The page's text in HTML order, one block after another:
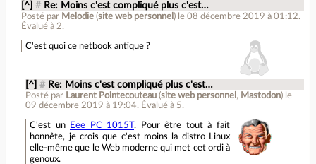
[^] # Re: Moins c'est compliqué plus c'est…
Posté par Melodie(site web personnel ) le 08 décembre 2019 à 01:12.
Évalué à 2.
C'est quoi ce netbook antique ?
[^] # Re: Moins c'est compliqué plus c'est…
Posté par Laurent Pointecouteau (site web personnel , Mastodon) le
09 décembre 2019 à 19:04. Évalué à 5.
C'est un Eee PC 1015T. Pour être tout à fait
honnête, je crois que c'est moins la distro Linux
elle-même que le Web moderne qui met cet ordi à
genoux.